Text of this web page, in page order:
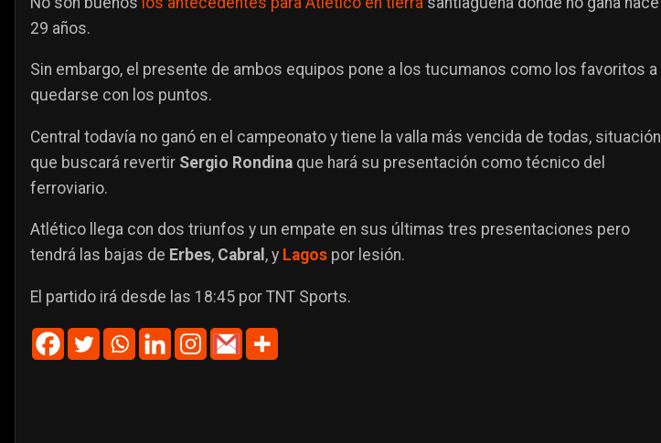
29 años.
Sin embargo, el presente de ambos equipos pone a los tucumanos como los favoritos a
quedarse con los puntos.
Central todavía no ganó en el campeonato y tiene la valla más vencida de todas, situación
que buscará revertir Sergio Rondina que hará su presentación como técnico del
ferroviario.
Atlético llega con dos triunfos y un empate en sus últimas tres presentaciones pero
tendrá las bajas de Erbes, Cabral , y Lagos por lesión.
El partido irá desde las 18:45 por TNT Sports.